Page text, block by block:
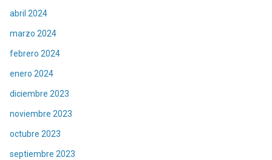
abril 2024
marzo 2024
febrero 2024
enero 2024
diciembre 2023
noviembre 2023
octubre 2023
septiembre 2023